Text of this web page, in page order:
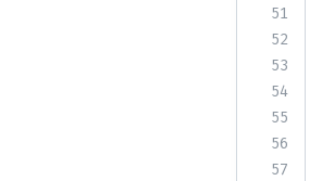
51
52
53
54
55
56
57